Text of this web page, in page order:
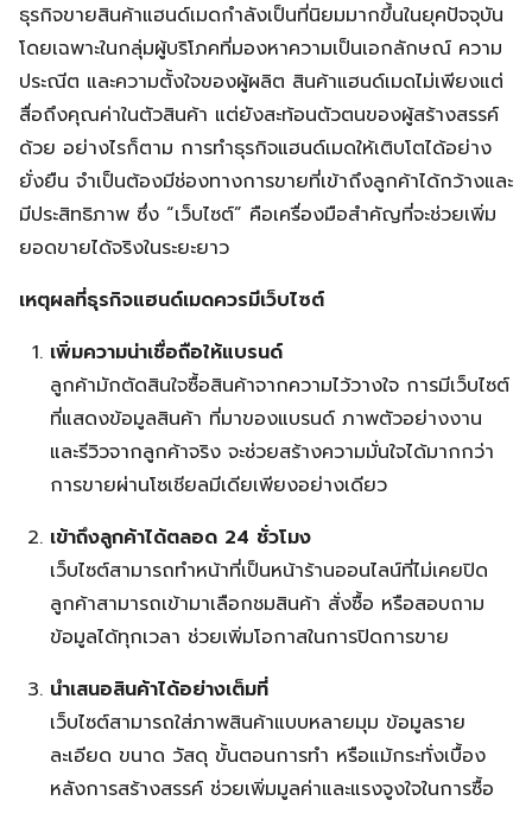
ธุรกิจขายสินค้าแฮนด์เมดกำลังเป็นที่นิยมมากขึ้นในยุคปัจจุบัน
โดยเฉพาะในกลุ่มผู้บริโภคที่มองหาความเป็นเอกลักษณ์ ความ
ประณีต และความตั้งใจของผู้ผลิต สินค้าแฮนด์เมดไม่เพียงแต่
สื่อถึงคุณค่าในตัวสินค้า แต่ยังสะท้อนตัวตนของผู้สร้างสรรค์
ด้วย อย่างไรก็ตาม การทำธุรกิจแฮนด์เมดให้เติบโตได้อย่าง
ยั่งยืน จำเป็นต้องมีช่องทางการขายที่เข้าถึงลูกค้าได้กว้างและ
มีประสิทธิภาพ ซึ่ง “เว็บไซต์” คือเครื่องมือสำคัญที่จะช่วยเพิ่ม
ยอดขายได้จริงในระยะยาว
เหตุผลที่ธุรกิจแฮนด์เมดควรมีเว็บไซต์
เพิ่มความน่าเชื่อถือให้แบรนด์
ลูกค้ามักตัดสินใจซื้อสินค้าจากความไว้วางใจ การมีเว็บไซต์
ที่แสดงข้อมูลสินค้า ที่มาของแบรนด์ ภาพตัวอย่างงาน
และรีวิวจากลูกค้าจริง จะช่วยสร้างความมั่นใจได้มากกว่า
การขายผ่านโซเชียลมีเดียเพียงอย่างเดียว
เข้าถึงลูกค้าได้ตลอด 24 ชั่วโมง
เว็บไซต์สามารถทำหน้าที่เป็นหน้าร้านออนไลน์ที่ไม่เคยปิด
ลูกค้าสามารถเข้ามาเลือกชมสินค้า สั่งซื้อ หรือสอบถาม
ข้อมูลได้ทุกเวลา ช่วยเพิ่มโอกาสในการปิดการขาย
นำเสนอสินค้าได้อย่างเต็มที่
เว็บไซต์สามารถใส่ภาพสินค้าแบบหลายมุม ข้อมูลราย
ละเอียด ขนาด วัสดุ ขั้นตอนการทำ หรือแม้กระทั่งเบื้อง
หลังการสร้างสรรค์ ช่วยเพิ่มมูลค่าและแรงจูงใจในการซื้อ